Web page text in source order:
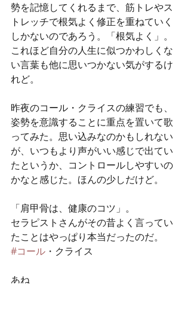
勢を記憶してくれるまで、筋トレやス
トレッチで根気よく修正を重ねていく
しかないのであろう。「根気よく」。
これほど自分の人生に似つかわしくな
い言葉も他に思いつかない気がするけ
れど。
昨夜のコール・クライスの練習でも、
姿勢を意識することに重点を置いて歌
ってみた。思い込みなのかもしれない
が、いつもより声がいい感じで出てい
たというか、コントロールしやすいの
かなと感じた。ほんの少しだけど。
「肩甲骨は、健康のコツ」。
セラピストさんがその昔よく言ってい
たことはやっぱり本当だったのだ。
#コール ・クライス
あね